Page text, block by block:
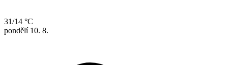
31/14 °C
pondělí 10. 8.